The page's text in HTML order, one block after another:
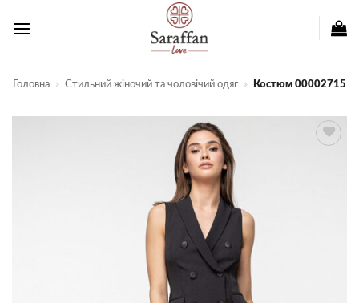
Головна » Стильний жіночий та чоловічий одяг » Костюм 00002715